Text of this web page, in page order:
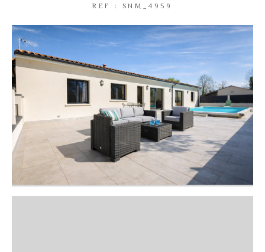
REF : SNM_4959